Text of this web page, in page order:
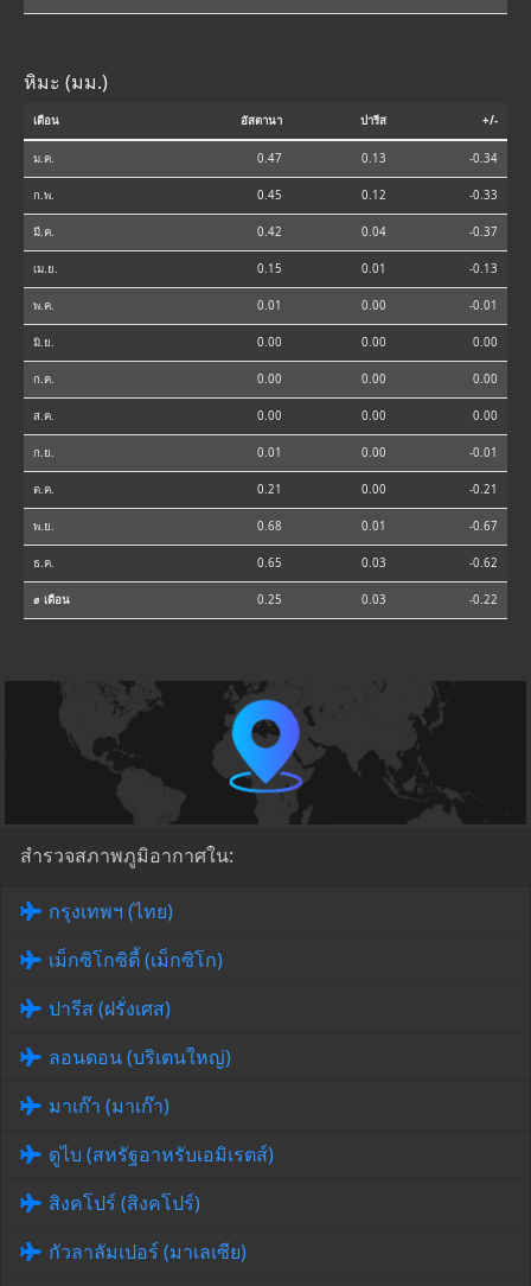
หิมะ (มม.)
เดือน อัสตานา ปารีส +/-
ม.ค. 0.47 0.13 -0.34
ก.พ. 0.45 0.12 -0.33
มี.ค. 0.42 0.04 -0.37
เม.ย. 0.15 0.01 -0.13
พ.ค. 0.01 0.00 -0.01
มิ.ย. 0.00 0.00 0.00
ก.ค. 0.00 0.00 0.00
ส.ค. 0.00 0.00 0.00
ก.ย. 0.01 0.00 -0.01
ต.ค. 0.21 0.00 -0.21
พ.ย. 0.68 0.01 -0.67
ธ.ค. 0.65 0.03 -0.62
⌀ เดือน 0.25 0.03 -0.22
สำรวจสภาพภูมิอากาศใน:
กรุงเทพฯ (ไทย)
เม็กซิโกซิตี้ (เม็กซิโก)
ปารีส (ฝรั่งเศส)
ลอนดอน (บริเตนใหญ่)
มาเก๊า (มาเก๊า)
ดูไบ (สหรัฐอาหรับเอมิเรตส์)
สิงคโปร์ (สิงคโปร์)
กัวลาลัมเปอร์ (มาเลเซีย)